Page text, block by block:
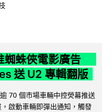
蜘蛛俠電影廣告
送 U2 專輯翻版
70 個市場車輛中控熒幕推送
啟動車輛即彈出通知，觸發